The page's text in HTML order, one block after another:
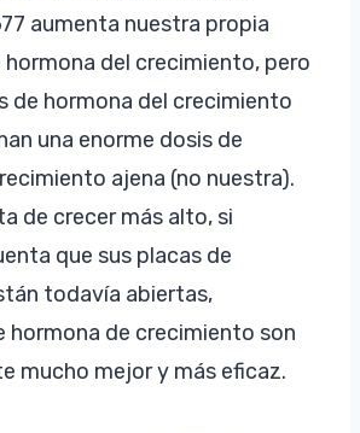
aumenta nuestra propia
del crecimiento, pero
de hormona del crecimiento
una enorme dosis de
ajena (no nuestra).
de crecer más alto, si
que sus placas de
todavía abiertas,
hormona de crecimiento son
mucho mejor y más eficaz.